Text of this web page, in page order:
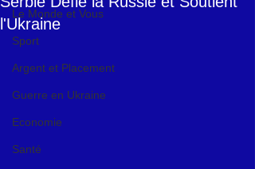
Le Monde et Vous
Sport
Argent et Placement
Guerre en Ukraine
Economie
Santé
l'Ukraine